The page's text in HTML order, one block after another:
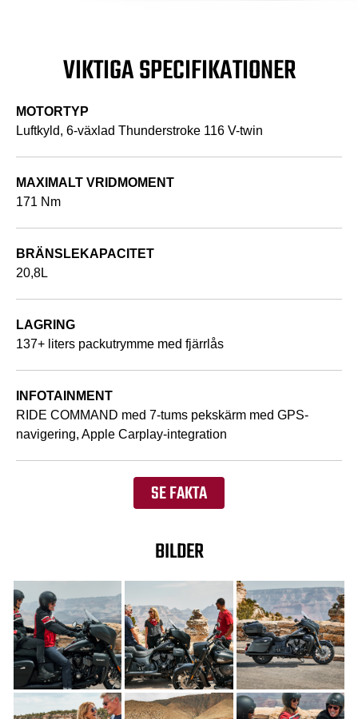
VIKTIGA SPECIFIKATIONER
MOTORTYP
Luftkyld, 6-växlad Thunderstroke 116 V-twin
MAXIMALT VRIDMOMENT
171 Nm
BRÄNSLEKAPACITET
20,8L
LAGRING
137+ liters packutrymme med fjärrlås
INFOTAINMENT
RIDE COMMAND med 7-tums pekskärm med GPS-
navigering, Apple Carplay-integration
SE FAKTA
BILDER